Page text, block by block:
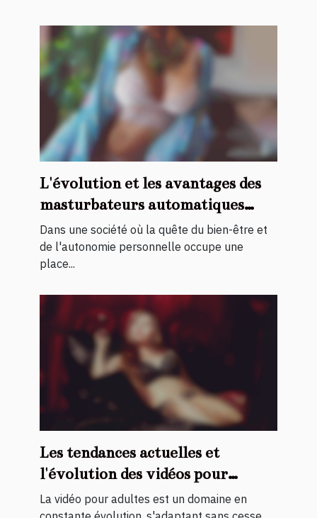
L'évolution et les avantages des
masturbateurs automatiques
pour hommes
Dans une société où la quête du bien-être et
de l'autonomie personnelle occupe une
place...
Les tendances actuelles et
l'évolution des vidéos pour
adultes avec des actrices
La vidéo pour adultes est un domaine en